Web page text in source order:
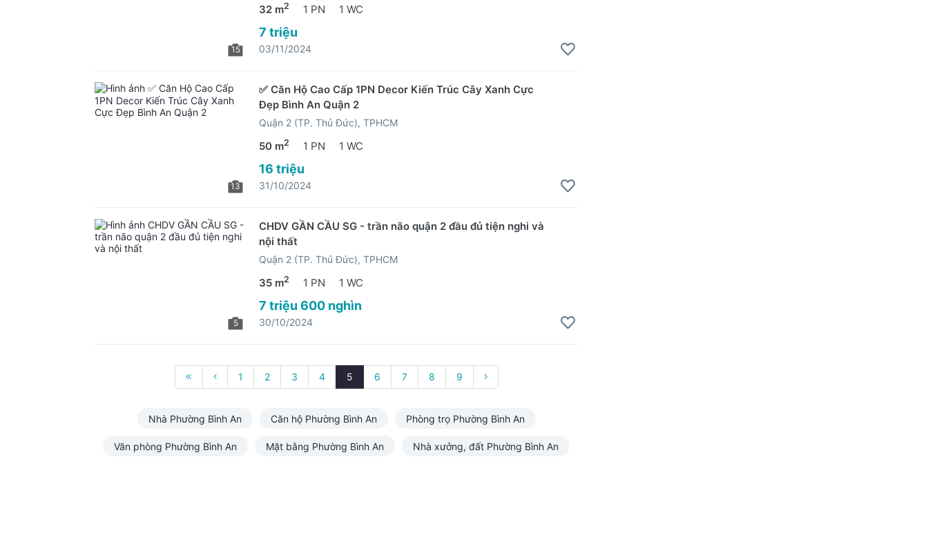
15
32 m2 1 PN 1 WC
7 triệu
03/11/2024
13
✅ Căn Hộ Cao Cấp 1PN Decor Kiến Trúc Cây Xanh Cực
Đẹp Bình An Quận 2
Quận 2 (TP. Thủ Đức), TPHCM
50 m2 1 PN 1 WC
16 triệu
31/10/2024
5
CHDV GẦN CẦU SG - trần não quận 2 đầu đủ tiện nghi và
nội thất
Quận 2 (TP. Thủ Đức), TPHCM
35 m2 1 PN 1 WC
7 triệu 600 nghìn
30/10/2024
1 2 3 4 5 6 7 8 9
Nhà Phường Bình An Căn hộ Phường Bình An Phòng trọ Phường Bình An
Văn phòng Phường Bình An Mặt bằng Phường Bình An Nhà xưởng, đất Phường Bình An